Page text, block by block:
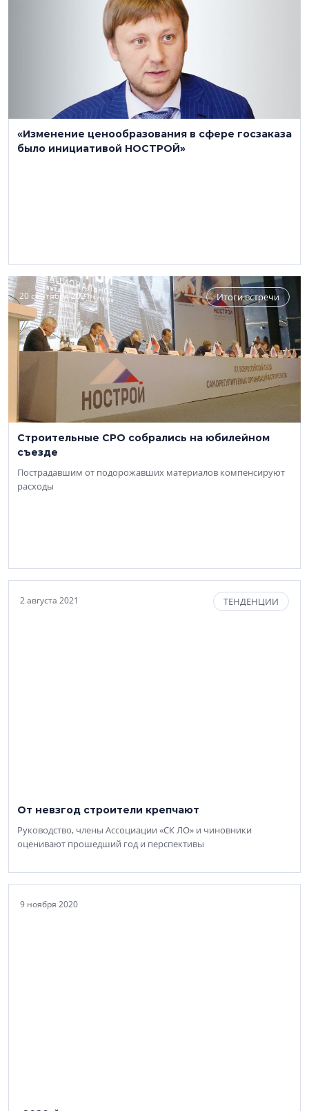
НОСТРОЙ
(495) 987-31-48.
www.nostroy.ru
Ассоциации, Союзы, Некоммерческие партнёрства
«Изменение ценообразования в сфере госзаказа
было инициативой НОСТРОЙ»
20 сентября 2021 Итоги встречи
Строительные СРО собрались на юбилейном
съезде
Пострадавшим от подорожавших материалов компенсируют
расходы
2 августа 2021 ТЕНДЕНЦИИ
От невзгод строители крепчают
Руководство, члены Ассоциации «СК ЛО» и чиновники
оценивают прошедший год и перспективы
9 ноября 2020